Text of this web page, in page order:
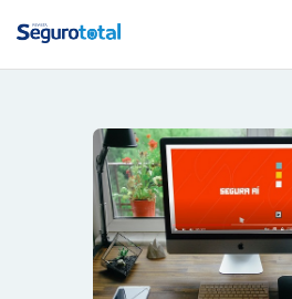
NOTÍCIAS
REVISTA
ESPECIAIS
GAIVOTA DE
OURO